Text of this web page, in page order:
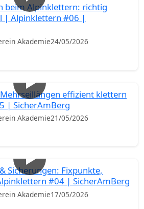
beim Alpinklettern: richtig
| Alpinklettern #06 |
Akademie24/05/2026
effizient klettern
| SicherAmBerg
Akademie21/05/2026
Sicherungen: Fixpunkte,
#04 | SicherAmBerg
Akademie17/05/2026